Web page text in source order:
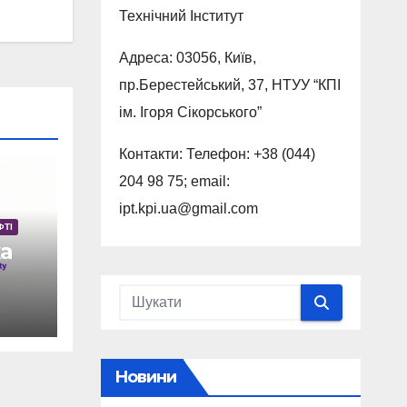
Технічний Інститут
Адреса: 03056, Київ,
пр.Берестейський, 37, НТУУ “КПI
ім. Ігоря Сікорського”
Контакти: Телефон: +38 (044)
204 98 75; email:
ipt.kpi.ua@gmail.com
Новини